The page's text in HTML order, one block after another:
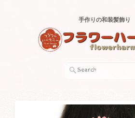
手作りの和装髪飾り